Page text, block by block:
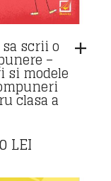
scrii o
–
si modele
clasa a
LEI